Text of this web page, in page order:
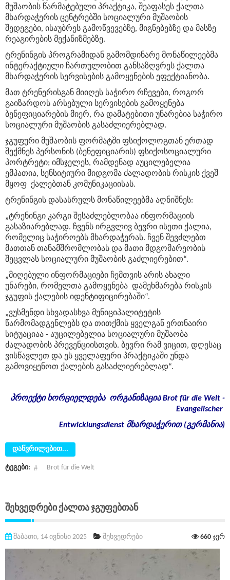
მუშაობის წარმატებული პრაქტიკა, შეაფასეს ქალთა
მხარდაჭერის ცენტრებში სოციალური მუშაობის
შედეგები, ისაუბრეს გამოწვევებზე, მიგნებებზე და მასზე
რეაგირების მექანიზმებზე.
ტრენინგის პროგრამიდან გამომდინარე მონაწილეებმა
ინტერაქტიული ჩართულობით განსაზღვრეს ქალთა
მხარდაჭერის სერვისების გამოყენების ეფექტიანობა.
მათ ტრენერისგან მიიღეს საჭირო რჩევები, როგორ
გაიზარდოს არსებული სერვისების გამოყენება
ბენეფიციარების მიერ, რა დამატებითი უნარებია საჭირო
სოციალური მუშაობის გასაძლიერებლად.
ჯგუფური მუშაობის ფორმატში ფსიქოლოგთან ერთად
შექმნეს პერსონის (ბენეფიციარის) ფსიქოსოციალური
პორტრეტი; იმსჯელეს, რამდენად აუცილებელია
ემპათია, სენსიტიური მიდგომა ძალადობის რისკის ქვეშ
მყოფ ქალებთან კომუნიკაციისას.
ტრენინგის დასასრულს მონაწილეებმა აღნიშნეს:
„ტრენინგი კარგი შესაძლებლობაა ინფორმაციის
გასაზიარებლად. ჩვენს ირგვლივ ბევრი ისეთი ქალია,
რომელიც საჭიროებს მხარდაჭერას. ჩვენ შევძლებთ
მათთან თანამშრომლობას და მათი მდგომარეობის
შეცვლას სოციალური მუშაობის გაძლიერებით“.
„მიღებული ინფორმაციები ჩემთვის არის ახალი
უნარები, რომელთა გამოყენება დამეხმარება რისკის
ჯგუფის ქალების იდენტიფიცირებაში“.
„ვუსმენდი სხვადასხვა მუნიციპალიტეტის
წარმომადგენლებს და თითქმის ყველგან ერთნაირი
სიტუაციაა - აუცილებელია სოციალური მუშაობა
ძალადობის პრევენციისთვის. ბევრი რამ ვიცით, დღესაც
ვისწავლეთ და ეს ყველაფერი პრაქტიკაში უნდა
გამოვიყენოთ ქალების გასაძლიერებლად“.
პროექტი ხორციელდება ორგანიზაციაBrot für die Welt -
Evangelischer
Entwicklungsdienst მხარდაჭერით(გერმანია)
დაწვრილებით...
ტეგები: Brot für die Welt
Შეხვედრები Ქალთა Ჯგუფებთან
შაბათი, 14 ივნისი 2025 შეხვედრები 660 ჯერ